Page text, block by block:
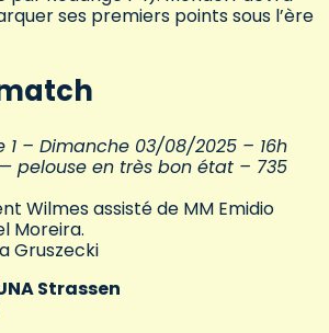
ses premiers points sous l’ère
1 – Dimanche 03/08/2025 – 16h
pelouse en très bon état – 735
Wilmes assisté de MM Emidio
Moreira.
Gruszecki
Strassen